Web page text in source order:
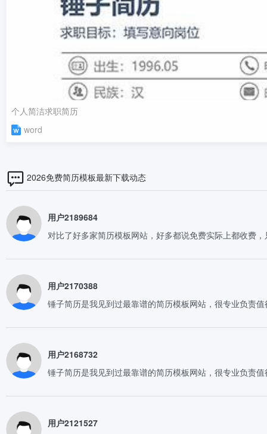
个人简洁求职简历
word
2026免费简历模板最新下载动态
用户2189684
对比了好多家简历模板网站，好多都说免费实际上都收费
用户2170388
锤子简历是我见到过最靠谱的简历模板网站，很专业负责
用户2168732
锤子简历是我见到过最靠谱的简历模板网站，很专业负责
用户2121527